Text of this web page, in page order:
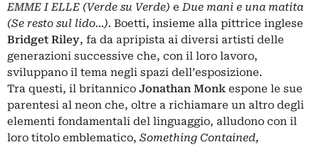
EMME I ELLE (Verde su Verde) e Due mani e una matita
(Se resto sul lido…). Boetti, insieme alla pittrice inglese
Bridget Riley, fa da apripista ai diversi artisti delle
generazioni successive che, con il loro lavoro,
sviluppano il tema negli spazi dell’esposizione.
Tra questi, il britannico Jonathan Monk espone le sue
parentesi al neon che, oltre a richiamare un altro degli
elementi fondamentali del linguaggio, alludono con il
loro titolo emblematico, Something Contained,